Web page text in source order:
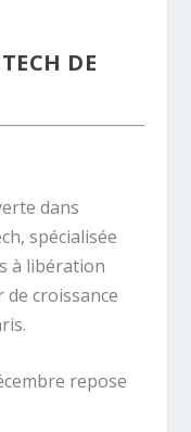
DE
dans
spécialisée
à libération
croissance
repose